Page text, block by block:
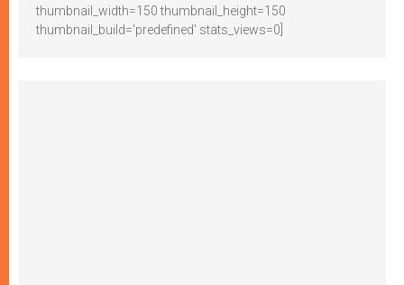
thumbnail_width=150 thumbnail_height=150
thumbnail_build='predefined' stats_views=0]